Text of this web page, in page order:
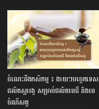
ចំណេះដឹងកសិកម្ម ៖ ងាយៗបច្ចេកទេស
ផលិតស្កររងូ សម្រាប់ផលិតមេជី និងមេ
ចំណីសត្វ